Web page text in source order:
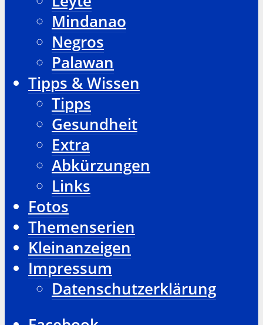
Mindanao
Negros
Palawan
Tipps & Wissen
Tipps
Gesundheit
Extra
Abkürzungen
Links
Fotos
Themenserien
Kleinanzeigen
Impressum
Datenschutzerklärung